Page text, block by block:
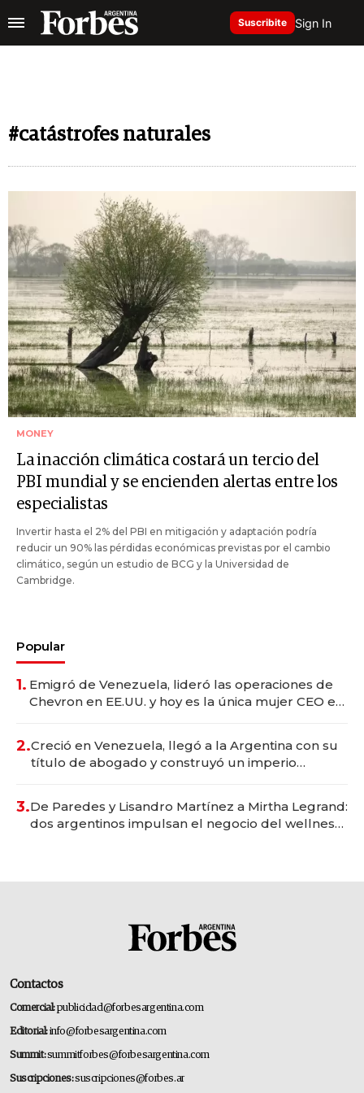
Suscribite Sign In
#catástrofes naturales
MONEY
La inacción climática costará un tercio del
PBI mundial y se encienden alertas entre los
especialistas
Invertir hasta el 2% del PBI en mitigación y adaptación podría
reducir un 90% las pérdidas económicas previstas por el cambio
climático, según un estudio de BCG y la Universidad de
Cambridge.
Popular
1. Emigró de Venezuela, lideró las operaciones de
Chevron en EE.UU. y hoy es la única mujer CEO en
2.Creció en Venezuela, llegó a la Argentina con su
título de abogado y construyó un imperio
3.De Paredes y Lisandro Martínez a Mirtha Legrand:
dos argentinos impulsan el negocio del wellness
Contactos
Comercial:publicidad@forbesargentina.com
Editorial:info@forbesargentina.com
Summit:summitforbes@forbesargentina.com
Suscripciones:suscripciones@forbes.ar